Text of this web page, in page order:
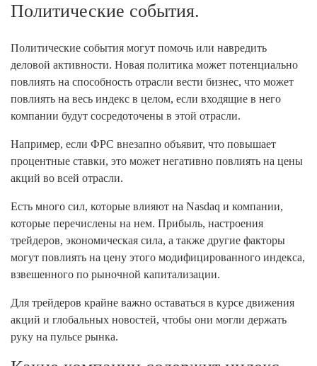
Политические события.
Политические события могут помочь или навредить
деловой активности. Новая политика может потенциально
повлиять на способность отрасли вести бизнес, что может
повлиять на весь индекс в целом, если входящие в него
компании будут сосредоточены в этой отрасли.
Например, если ФРС внезапно объявит, что повышает
процентные ставки, это может негативно повлиять на цены
акций во всей отрасли.
Есть много сил, которые влияют на Nasdaq и компании,
которые перечислены на нем. Прибыль, настроения
трейдеров, экономическая сила, а также другие факторы
могут повлиять на цену этого модифицированного индекса,
взвешенного по рыночной капитализации.
Для трейдеров крайне важно оставаться в курсе движения
акций и глобальных новостей, чтобы они могли держать
руку на пульсе рынка.